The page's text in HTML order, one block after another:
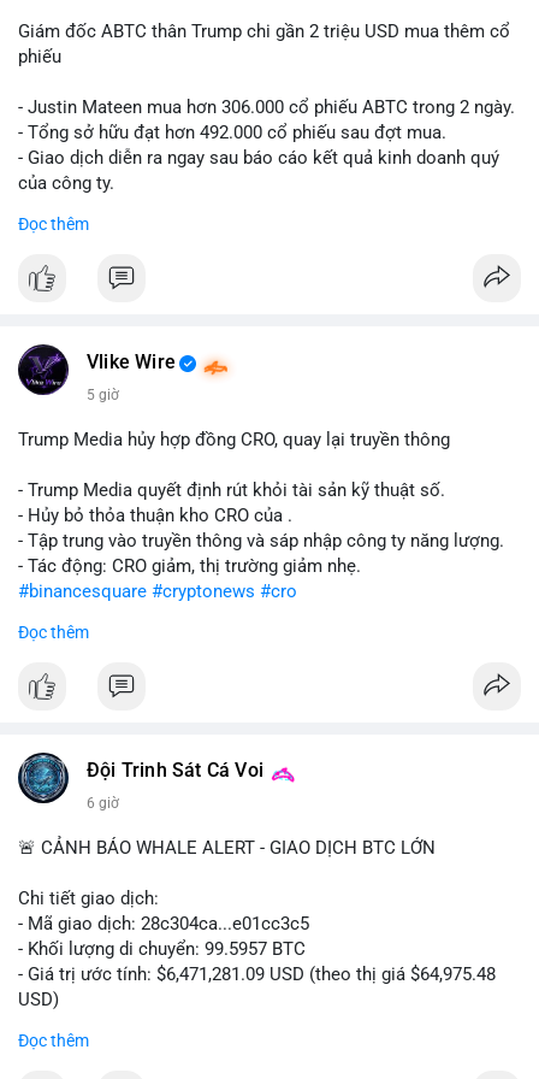
Giám đốc ABTC thân Trump chi gần 2 triệu USD mua thêm cổ
phiếu
- Justin Mateen mua hơn 306.000 cổ phiếu ABTC trong 2 ngày.
- Tổng sở hữu đạt hơn 492.000 cổ phiếu sau đợt mua.
- Giao dịch diễn ra ngay sau báo cáo kết quả kinh doanh quý
của công ty.
#abtc #cryptonews
$btc $eth
📰 Nguồn: CoinDesk
Đọc thêm
Vlike Wire
5 giờ
Trump Media hủy hợp đồng CRO, quay lại truyền thông
- Trump Media quyết định rút khỏi tài sản kỹ thuật số.
- Hủy bỏ thỏa thuận kho CRO của .
- Tập trung vào truyền thông và sáp nhập công ty năng lượng.
- Tác động: CRO giảm, thị trường giảm nhẹ.
#binancesquare #cryptonews #cro
$cro
#vlikevn #titanbot
Đọc thêm
Đội Trinh Sát Cá Voi
6 giờ
🚨 CẢNH BÁO WHALE ALERT - GIAO DỊCH BTC LỚN
Chi tiết giao dịch:
- Mã giao dịch: 28c304ca...e01cc3c5
- Khối lượng di chuyển: 99.5957 BTC
- Giá trị ước tính: $6,471,281.09 USD (theo thị giá $64,975.48
USD)
Đọc thêm